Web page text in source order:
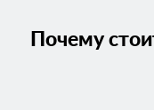
Почему